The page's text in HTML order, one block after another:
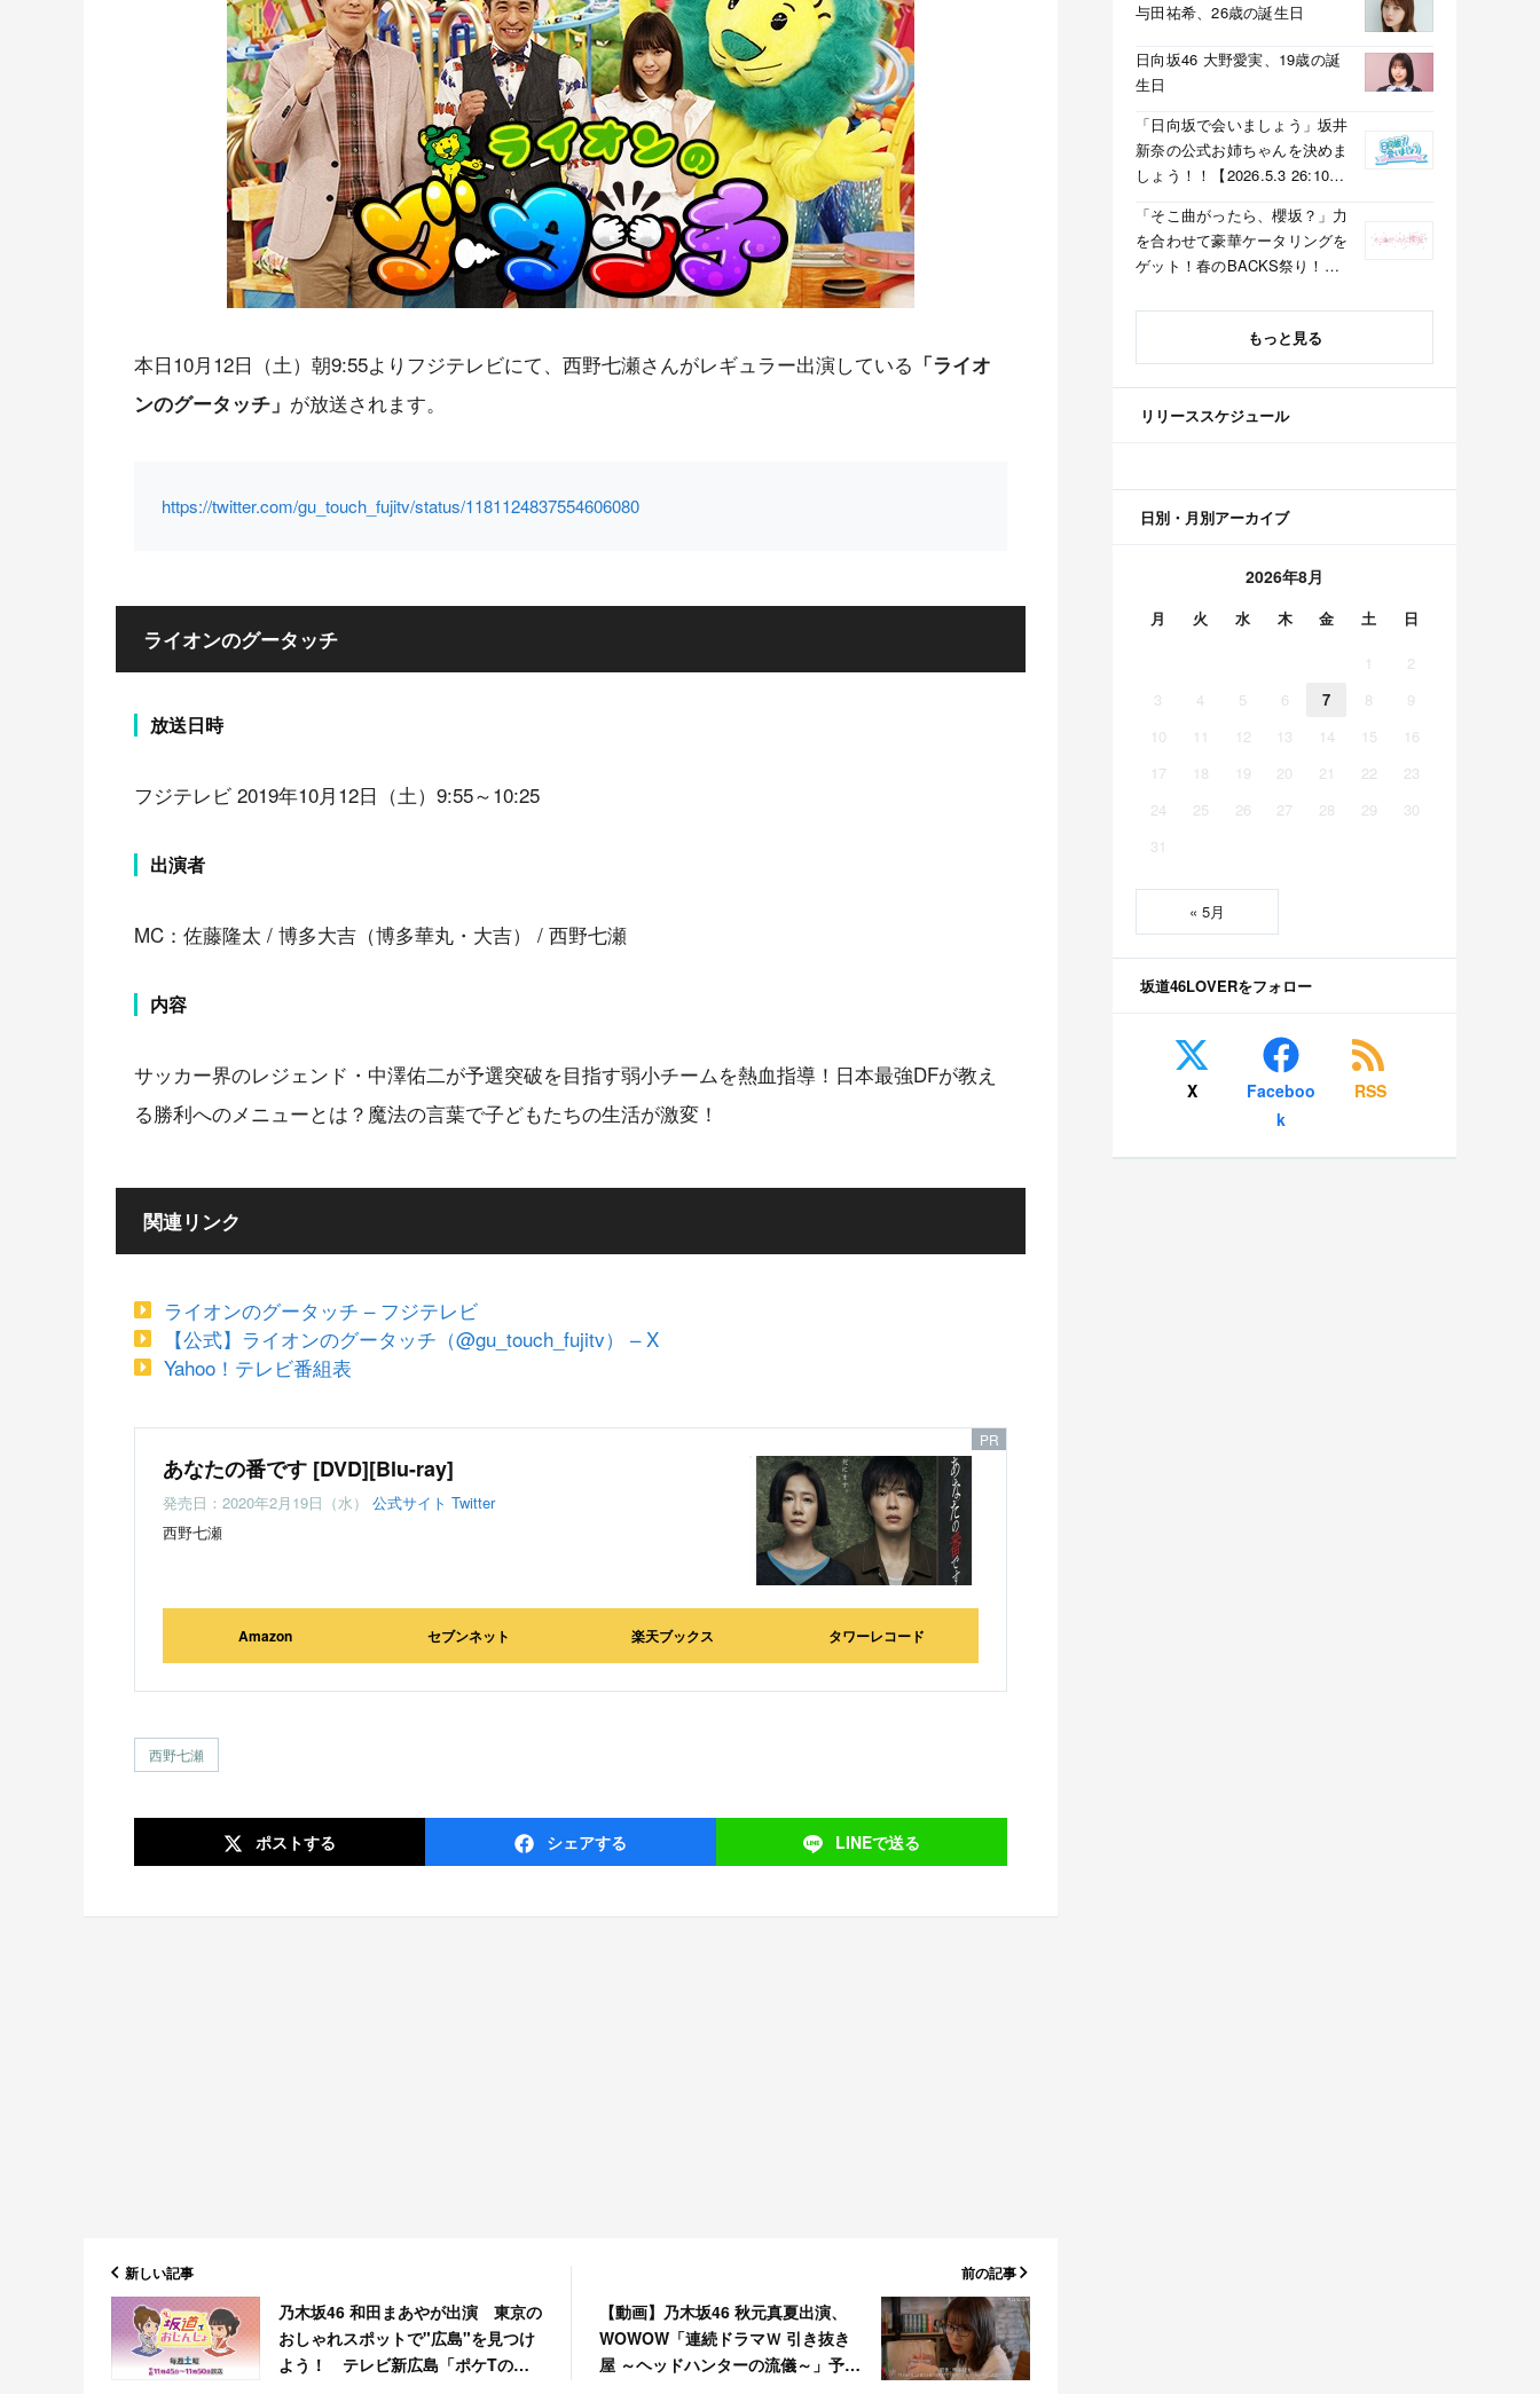
本日10月12日（土）朝9:55よりフジテレビにて、西野七瀬さんがレギュラー出演している 「ライオ
ンのグータッチ」 が放送されます。
https://twitter.com/gu_touch_fujitv/status/1181124837554606080
ライオンのグータッチ
放送日時
フジテレビ 2019年10月12日（土）9:55～10:25
出演者
MC：佐藤隆太 / 博多大吉（博多華丸・大吉） / 西野七瀬
内容
サッカー界のレジェンド・中澤佑二が予選突破を目指す弱小チームを熱血指導！日本最強DFが教え
る勝利へのメニューとは？魔法の言葉で子どもたちの生活が激変！
関連リンク
ライオンのグータッチ – フジテレビ
【公式】ライオンのグータッチ（@gu_touch_fujitv） – X
Yahoo！テレビ番組表
あなたの番です [DVD][Blu-ray]
発売日：2020年2月19日（水） 公式サイト Twitter
西野七瀬
Amazon セブンネット 楽天ブックス タワーレコード
西野七瀬
ポストする シェアする LINEで送る
新しい記事
乃木坂46 和田まあやが出演 東京の
おしゃれスポットで"広島"を見つけ
よう！ テレビ新広島「ポケTの坂
前の記事
【動画】乃木坂46 秋元真夏出演、
WOWOW「連続ドラマＷ 引き抜き
屋 ～ヘッドハンターの流儀～」予告
与田祐希、26歳の誕生日
日向坂46 大野愛実、19歳の誕
生日
「日向坂で会いましょう」坂井
新奈の公式お姉ちゃんを決めま
しょう！！【2026.5.3 26:10〜
「そこ曲がったら、櫻坂？」力
を合わせて豪華ケータリングを
ゲット！春のBACKS祭り！
京】
もっと見る
リリーススケジュール
日別・月別アーカイブ
2026年8月
月 火 水 木 金 土 日
1
2
3
4 5 6 7 8
9
10
11 12 13 14 15
16
17
18 19 20 21 22
23
24
25 26 27 28 29
30
31
« 5月
坂道46LOVERをフォロー
X
Faceboo
k
RSS